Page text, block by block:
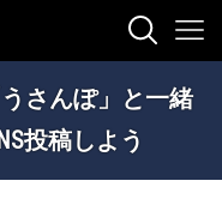
さんぽ」と一緒
投稿しよう